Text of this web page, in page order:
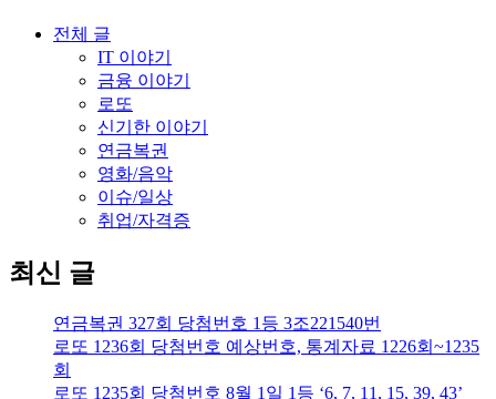
전체 글
IT 이야기
금융 이야기
로또
신기한 이야기
연금복권
영화/음악
이슈/일상
취업/자격증
최신 글
연금복권 327회 당첨번호 1등 3조221540번
로또 1236회 당첨번호 예상번호, 통계자료 1226회~1235
회
로또 1235회 당첨번호 8월 1일 1등 ‘6, 7, 11, 15, 39, 43’